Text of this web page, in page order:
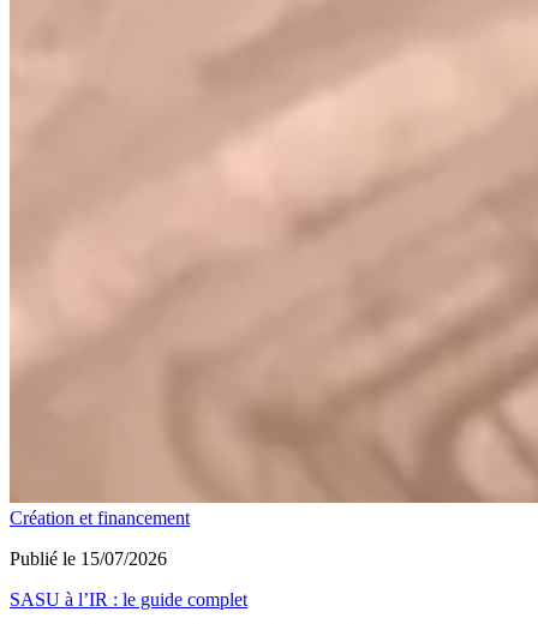
Création et financement
Publié le 15/07/2026
SASU à l’IR : le guide complet